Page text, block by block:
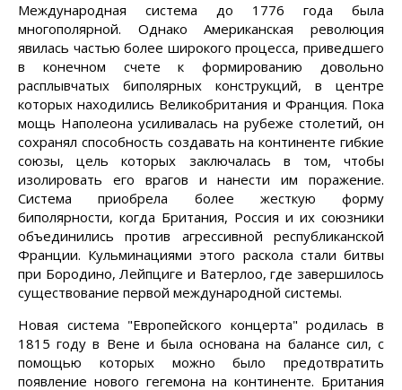
Международная система до 1776 года была
многополярной. Однако Американская революция
явилась частью более широкого процесса, приведшего
в конечном счете к формированию довольно
расплывчатых биполярных конструкций, в центре
которых находились Великобритания и Франция. Пока
мощь Наполеона усиливалась на рубеже столетий, он
сохранял способность создавать на континенте гибкие
союзы, цель которых заключалась в том, чтобы
изолировать его врагов и нанести им поражение.
Система приобрела более жесткую форму
биполярности, когда Британия, Россия и их союзники
объединились против агрессивной республиканской
Франции. Кульминациями этого раскола стали битвы
при Бородино, Лейпциге и Ватерлоо, где завершилось
существование первой международной системы.
Новая система "Европейского концерта" родилась в
1815 году в Вене и была основана на балансе сил, с
помощью которых можно было предотвратить
появление нового гегемона на континенте. Британия